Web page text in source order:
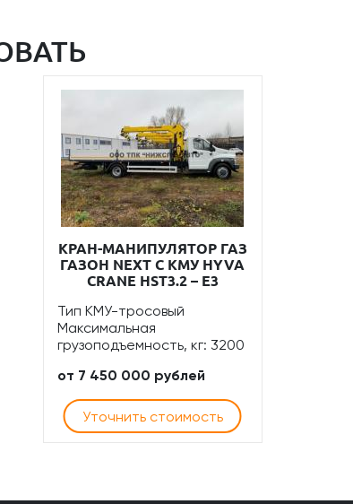
КРАН-МАНИПУЛЯТОР ГАЗ
ГАЗОН NEXT С КМУ HYVA
CRANE HST3.2 – E3
Тип КМУ-тросовый
Максимальная
грузоподъемность, кг: 3200
от 7 450 000 рублей
Уточнить стоимость